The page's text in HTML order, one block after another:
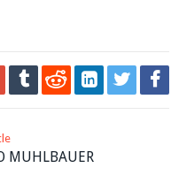
MUHLBAUER